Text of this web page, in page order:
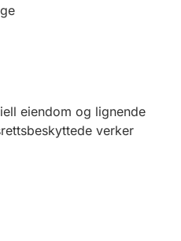
eiendom og lignende
verker